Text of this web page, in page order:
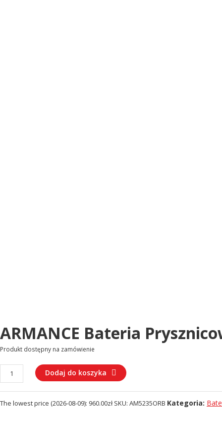
ARMANCE Bateria
Produkt dostępny na zamówienie
ilość
ARMANCE
Bateria
prysznicowo-
Dodaj do koszyka
The lowest price (2026-08-09): 960.00zł SKU: AM5235ORB Kategoria: